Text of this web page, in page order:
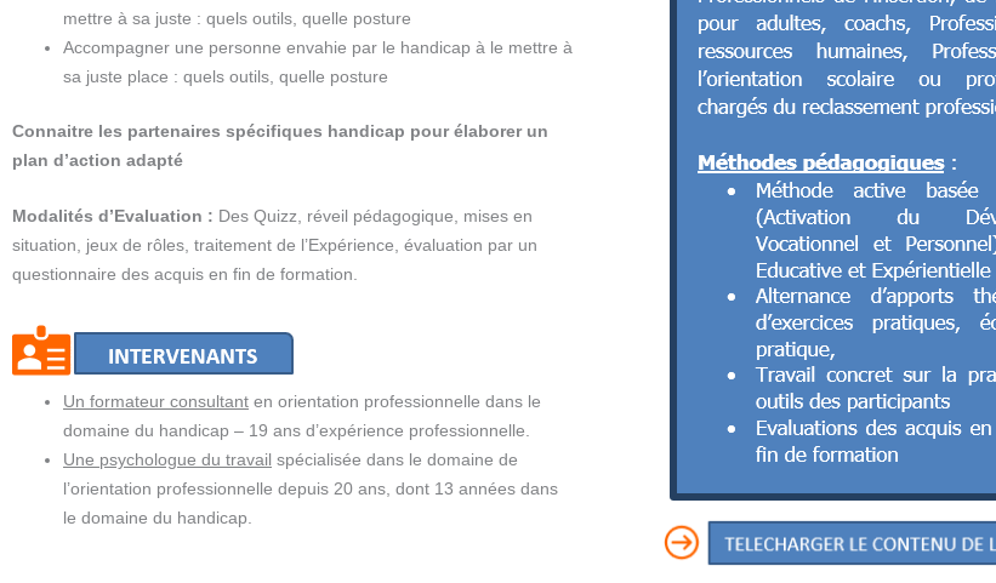
mettre à sa juste : quels outils, quelle posture
Accompagner une personne envahie par le handicap à le mettre à
sa juste place : quels outils, quelle posture
Connaitre les partenaires spécifiques handicap pour élaborer un
plan d’action adapté
Modalités d’Evaluation : Des Quizz, réveil pédagogique, mises en
situation, jeux de rôles, traitement de l’Expérience, évaluation par un
questionnaire des acquis en fin de formation.
Un formateur consultant en orientation professionnelle dans le
domaine du handicap – 19 ans d’expérience professionnelle.
Une psychologue du travail spécialisée dans le domaine de
l’orientation professionnelle depuis 20 ans, dont 13 années dans
le domaine du handicap.